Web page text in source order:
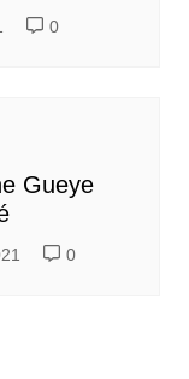
0
Gueye
0